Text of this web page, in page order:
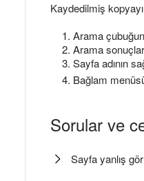
Kaydedilmiş
Arama
Arama
Sayfa adının
Bağlam
Sorular ve
Sayfa yanlış